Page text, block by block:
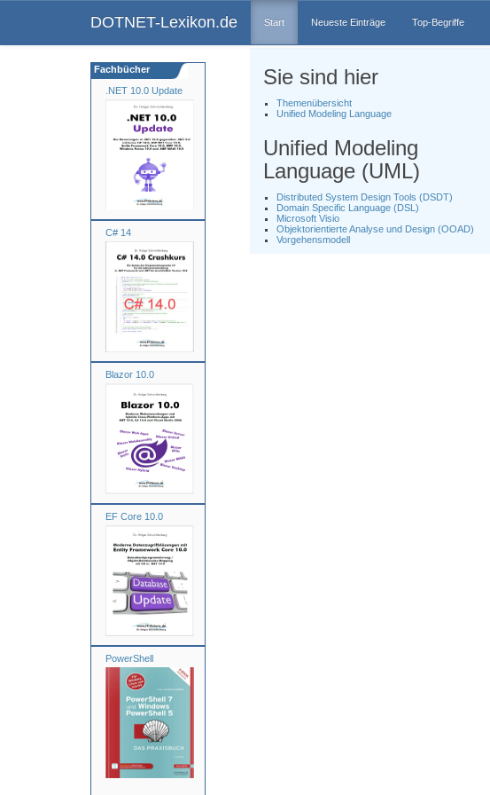
DOTNET-Lexikon.de Start Neueste Einträge Top-Begriffe
.NET 10.0 Update
C# 14
Blazor 10.0
EF Core 10.0
PowerShell
Fachbücher Sie sind hier
Themenübersicht
Unified Modeling Language
Unified Modeling
Language (UML)
Distributed System Design Tools (DSDT)
Domain Specific Language (DSL)
Microsoft Visio
Objektorientierte Analyse und Design (OOAD)
Vorgehensmodell